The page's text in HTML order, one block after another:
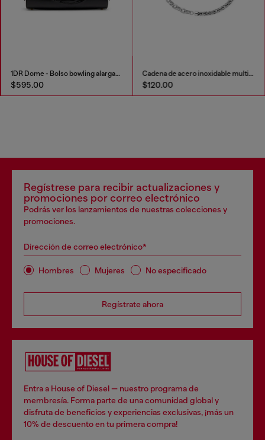
1DR Dome - Bolso bowling alargado en piel
$595.00
Cadena de acero inoxidable multiuso
$120.00
Regístrese para recibir actualizaciones y
promociones por correo electrónico
Podrás ver los lanzamientos de nuestras colecciones y
promociones.
Dirección de correo electrónico*
Hombres Mujeres No especificado
Regístrate ahora
Entra a House of Diesel — nuestro programa de
membresía. Forma parte de una comunidad global y
disfruta de beneficios y experiencias exclusivas, ¡más un
10% de descuento en tu primera compra!